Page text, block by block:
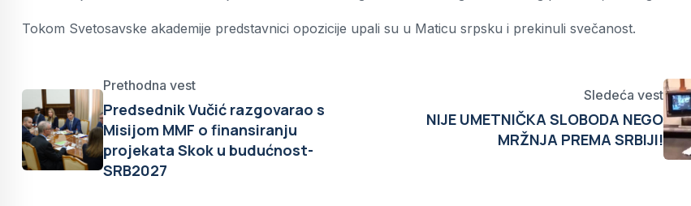
Tokom Svetosavske akademije predstavnici opozicije upali su u Maticu srpsku i prekinuli svečanost.
Prethodna vest
Predsednik Vučić razgovarao s
Misijom MMF o finansiranju
projekata Skok u budućnost-
SRB2027
Sledeća vest
NIJE UMETNIČKA SLOBODA NEGO
MRŽNJA PREMA SRBIJI!